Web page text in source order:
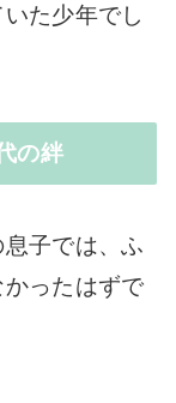
た少年でし
の絆
子では、ふ
ったはずで